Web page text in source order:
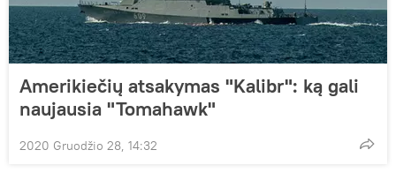
Amerikiečių atsakymas "Kalibr": ką gali
naujausia "Tomahawk"
2020 Gruodžio 28, 14:32